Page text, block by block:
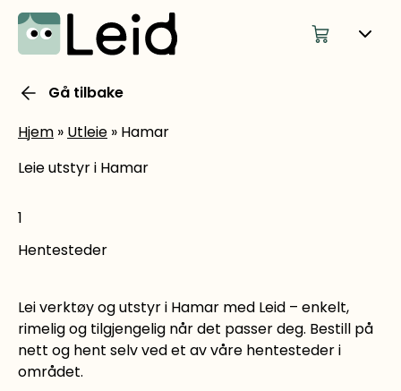
Gå tilbake
Hjem » Utleie » Hamar
Leie utstyr i Hamar
1
Hentesteder
Lei verktøy og utstyr i Hamar med Leid – enkelt,
rimelig og tilgjengelig når det passer deg. Bestill på
nett og hent selv ved et av våre hentesteder i
området.